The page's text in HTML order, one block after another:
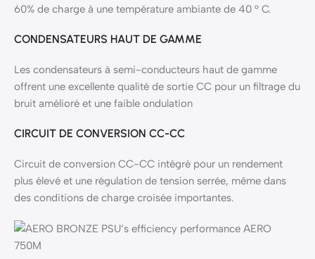
60% de charge à une température ambiante de 40 ° C.
CONDENSATEURS HAUT DE GAMME
Les condensateurs à semi-conducteurs haut de gamme
offrent une excellente qualité de sortie CC pour un filtrage du
bruit amélioré et une faible ondulation
CIRCUIT DE CONVERSION CC-CC
Circuit de conversion CC-CC intégré pour un rendement
plus élevé et une régulation de tension serrée, même dans
des conditions de charge croisée importantes.